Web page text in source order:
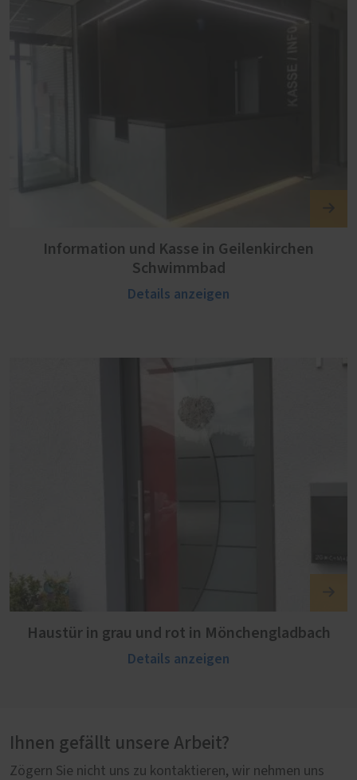
Information und Kasse in Geilenkirchen
Schwimmbad
Details anzeigen
Haustür in grau und rot in Mönchengladbach
Details anzeigen
Ihnen gefällt unsere Arbeit?
Zögern Sie nicht uns zu kontaktieren, wir nehmen uns